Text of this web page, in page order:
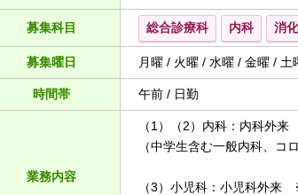
募集科目 総合診療科 内科 消
募集曜日 月曜 / 火曜 / 水曜 / 金曜 / 土
時間帯 午前 / 日勤
業務内容
（1）（2）内科：内科外
（中学生含む一般内科、
（3）小児科：小児科外来